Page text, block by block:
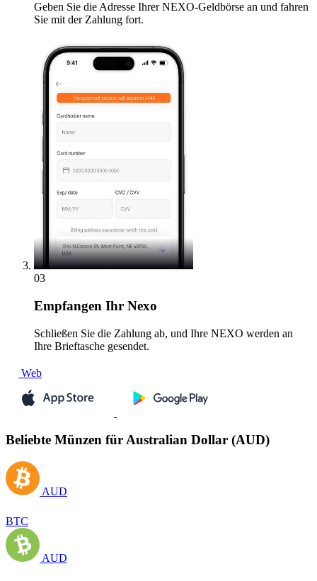
Geben Sie die Adresse Ihrer NEXO-Geldbörse an und fahren
Sie mit der Zahlung fort.
03
Empfangen Ihr Nexo
Schließen Sie die Zahlung ab, und Ihre NEXO werden an
Ihre Brieftasche gesendet.
Web
Beliebte Münzen für Australian Dollar (AUD)
AUD
BTC
AUD